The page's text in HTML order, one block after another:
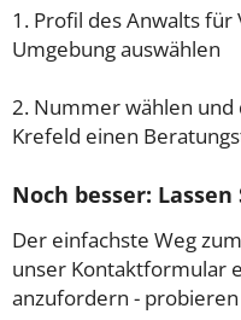
1. Profil des Anwalts
Umgebung auswählen
2. Nummer wählen
Krefeld einen
Noch besser:
Der einfachste Weg
unser Kontaktformular
anzufordern - probieren